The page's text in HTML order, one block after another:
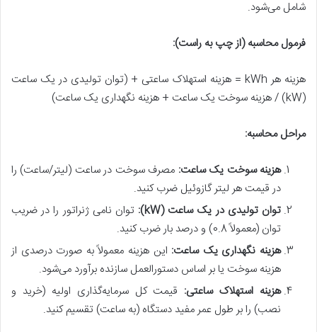
شامل می‌شود.
فرمول محاسبه (از چپ به راست):
هزینه هر kWh = هزینه استهلاک ساعتی + (توان تولیدی در یک ساعت
(kW) / هزینه سوخت یک ساعت + هزینه نگهداری یک ساعت​)
مراحل محاسبه:
هزینه سوخت یک ساعت: مصرف سوخت در ساعت (لیتر/ساعت) را
در قیمت هر لیتر گازوئیل ضرب کنید.
توان تولیدی در یک ساعت (kW
): توان نامی ژنراتور را در ضریب
توان (معمولاً 0.8) و درصد بار ضرب کنید.
هزینه نگهداری یک ساعت: این هزینه معمولاً به صورت درصدی از
هزینه سوخت یا بر اساس دستورالعمل سازنده برآورد می‌شود.
هزینه استهلاک ساعتی: قیمت کل سرمایه‌گذاری اولیه (خرید و
نصب) را بر طول عمر مفید دستگاه (به ساعت) تقسیم کنید.